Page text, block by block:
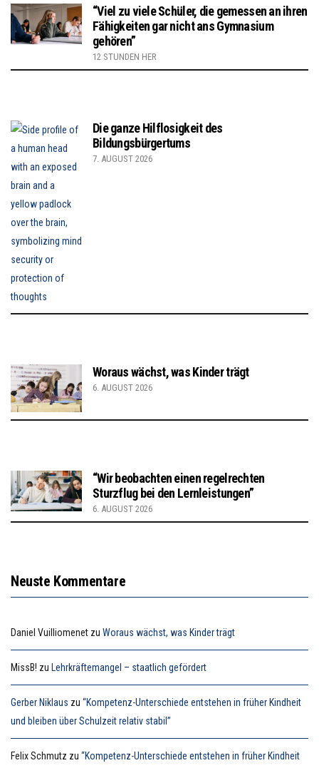
“Viel zu viele Schüler, die gemessen an ihren
Fähigkeiten gar nicht ans Gymnasium
gehören”
12 STUNDEN HER
Die ganze Hilflosigkeit des
Bildungsbürgertums
7. AUGUST 2026
Woraus wächst, was Kinder trägt
6. AUGUST 2026
“Wir beobachten einen regelrechten
Sturzflug bei den Lernleistungen”
6. AUGUST 2026
Neuste Kommentare
Daniel Vuilliomenet zu Woraus wächst, was Kinder trägt
MissB! zu Lehrkräftemangel – staatlich gefördert
Gerber Niklaus zu “Kompetenz-Unterschiede entstehen in früher Kindheit
und bleiben über Schulzeit relativ stabil”
Felix Schmutz zu “Kompetenz-Unterschiede entstehen in früher Kindheit